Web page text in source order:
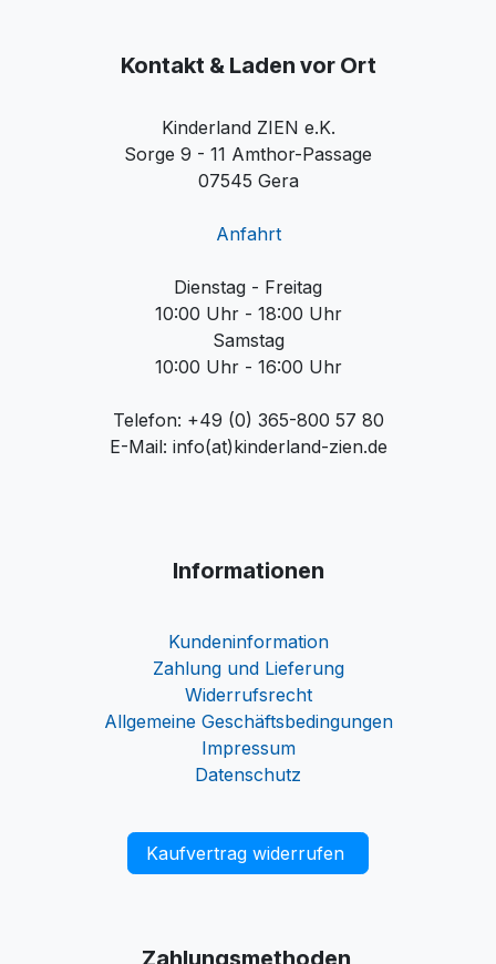
Kontakt & Laden vor Ort
Kinderland ZIEN e.K.
Sorge 9 - 11 Amthor-Passage
07545 Gera
Anfahrt
Dienstag - Freitag
10:00 Uhr - 18:00 Uhr
Samstag
10:00 Uhr - 16:00 Uhr
Telefon: +49 (0) 365-800 57 80
E-Mail: info(at)kinderland-zien.de
Informationen
Kundeninformation
Zahlung und Lieferung
Widerrufsrecht
Allgemeine Geschäftsbedingungen
Impressum
Datenschutz
Kaufvertrag widerrufen